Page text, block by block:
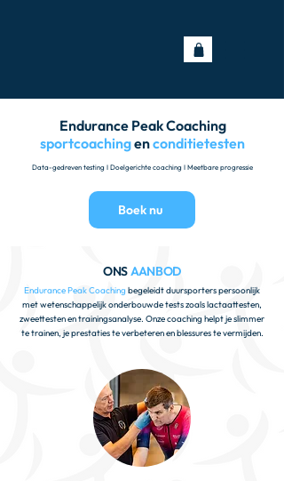
Endurance Peak Coaching
sportcoachingenconditietesten
Data-gedreven testing I Doelgerichte coaching I Meetbare progressie
Boek nu
ONSAANBOD
Endurance Peak Coaching begeleidt duursporters persoonlijk
met wetenschappelijk onderbouwde tests zoals lactaattesten,
zweettesten en trainingsanalyse. Onze coaching helpt je slimmer
te trainen, je prestaties te verbeteren en blessures te vermijden.